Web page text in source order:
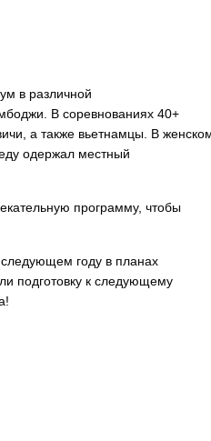
в различной
В соревнованиях 40+
а также вьетнамцы. В
одержал местный
программу, чтобы
году в планах
подготовку к следующему